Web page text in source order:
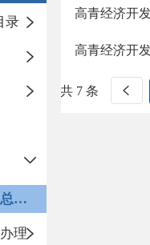
录
建议提案办理总体情况
理
高青经济开
高青经济开
共 7 条